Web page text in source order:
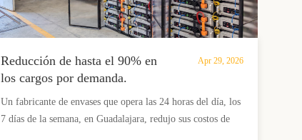
Apr 29, 2026
Reducción de hasta el 90% en
los cargos por demanda.
Un fabricante de envases que opera las 24 horas del día, los
7 días de la semana, en Guadalajara, redujo sus costos de